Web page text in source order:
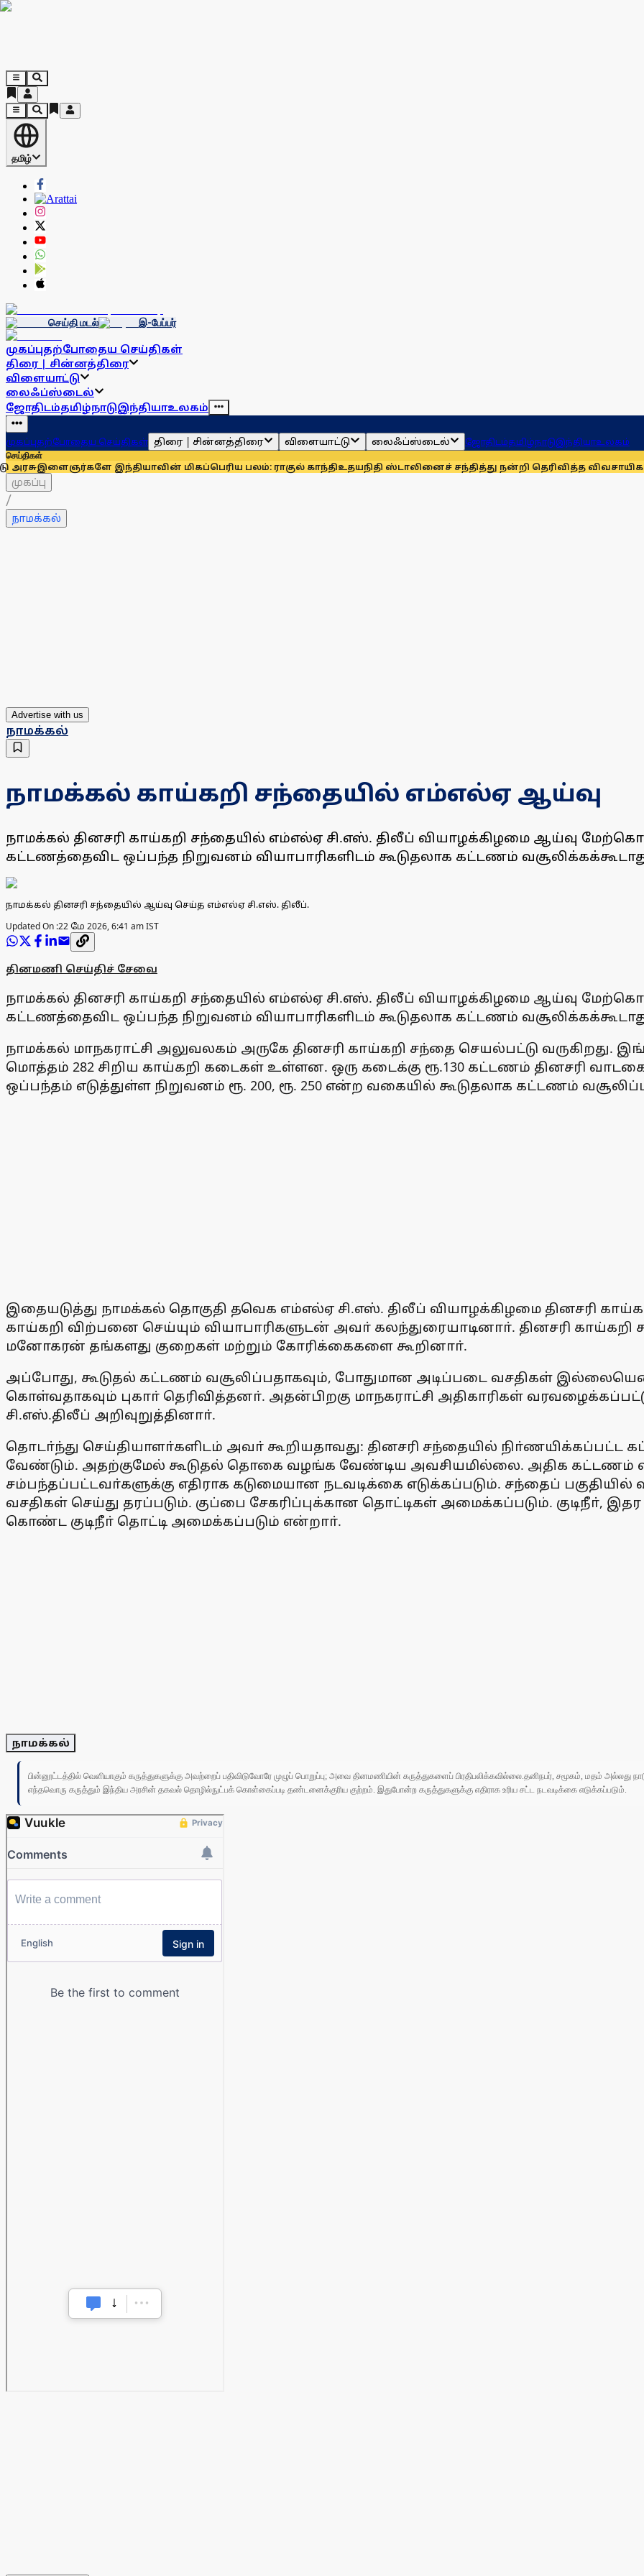
தமிழ்
செய்தி மடல் இ-பேப்பர்
முகப்புதற்போதைய செய்திகள்
திரை | சின்னத்திரை
விளையாட்டு
லைஃப்ஸ்டைல்
ஜோதிடம்தமிழ்நாடுஇந்தியாஉலகம்
முகப்புதற்போதைய செய்திகள் திரை | சின்னத்திரை விளையாட்டு லைஃப்ஸ்டைல் ஜோதிடம்தமிழ்நாடுஇந்தியாஉலகம்
செய்திகள்
இந்தியாவின் மிகப்பெரிய பலம்: ராகுல் காந்திஉதயநிதி ஸ்டாலினைச் சந்தித்து நன்றி தெரிவித்த விவசாயிகள்! நாங்கள்
முகப்பு
/
நாமக்கல்
Advertise with us
நாமக்கல்
நாமக்கல் காய்கறி சந்தையில் எம்எல்ஏ ஆய்வு
நாமக்கல் தினசரி காய்கறி சந்தையில் எம்எல்ஏ சி.எஸ். திலீப் வியாழக்கிழமை ஆய்வு
கட்டணத்தைவிட ஒப்பந்த நிறுவனம் வியாபாரிகளிடம் கூடுதலாக கட்டணம்
நாமக்கல் தினசரி சந்தையில் ஆய்வு செய்த எம்எல்ஏ சி.எஸ். திலீப்.
Updated On :22 மே 2026, 6:41 am IST
தினமணி செய்திச் சேவை
நாமக்கல் தினசரி காய்கறி சந்தையில் எம்எல்ஏ சி.எஸ். திலீப் வியாழக்கிழமை ஆய்வு
கட்டணத்தைவிட ஒப்பந்த நிறுவனம் வியாபாரிகளிடம் கூடுதலாக கட்டணம்
நாமக்கல் மாநகராட்சி அலுவலகம் அருகே தினசரி காய்கறி சந்தை செயல்பட்டு வருகிறது.
மொத்தம் 282 சிறிய காய்கறி கடைகள் உள்ளன. ஒரு கடைக்கு ரூ.130 கட்டணம் தினசரி
ஒப்பந்தம் எடுத்துள்ள நிறுவனம் ரூ. 200, ரூ. 250 என்ற வகையில் கூடுதலாக கட்டணம்
இதையடுத்து நாமக்கல் தொகுதி தவெக எம்எல்ஏ சி.எஸ். திலீப் வியாழக்கிழமை தினசரி
காய்கறி விற்பனை செய்யும் வியாபாரிகளுடன் அவா் கலந்துரையாடினாா். தினசரி
மனோகரன் தங்களது குறைகள் மற்றும் கோரிக்கைகளை கூறினாா்.
அப்போது, கூடுதல் கட்டணம் வசூலிப்பதாகவும், போதுமான அடிப்படை வசதிகள்
கொள்வதாகவும் புகாா் தெரிவித்தனா். அதன்பிறகு மாநகராட்சி அதிகாரிகள்
சி.எஸ்.திலீப் அறிவுறுத்தினாா்.
தொடா்ந்து செய்தியாளா்களிடம் அவா் கூறியதாவது: தினசரி சந்தையில் நிா்ணயிக்கப்பட்ட
வேண்டும். அதற்குமேல் கூடுதல் தொகை வழங்க வேண்டிய அவசியமில்லை. அதிக கட்டணம்
சம்பந்தப்பட்டவா்களுக்கு எதிராக கடுமையான நடவடிக்கை எடுக்கப்படும். சந்தைப்
வசதிகள் செய்து தரப்படும். குப்பை சேகரிப்புக்கான தொட்டிகள் அமைக்கப்படும். குடிநீா்,
கொண்ட குடிநீா் தொட்டி அமைக்கப்படும் என்றாா்.
நாமக்கல்
பின்னூட்டத்தில் வெளியாகும் கருத்துகளுக்கு அவற்றைப் பதிவிடுவோரே முழுப் பொறுப்பு; அவை தினமணியின் கருத்துகளைப் பிரதிபலிக்கவில்லை.தனிநபர், சமூகம், மதம் அல்லது
எந்தவொரு கருத்தும் இந்திய அரசின் தகவல் தொழில்நுட்பக் கொள்கைப்படி தண்டனைக்குரிய குற்றம். இதுபோன்ற கருத்துகளுக்கு எதிராக உரிய சட்ட நடவடிக்கை எடுக்கப்படும்.